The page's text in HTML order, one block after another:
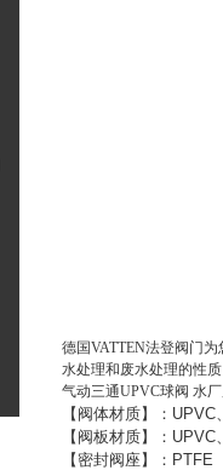
德国VATTEN法登阀门
水处理和废水处理的性
气动三通UPVC球阀 水
【阀体材质】： UPVC
【阀板材质】： UPVC
【密封阀座】： PTFE